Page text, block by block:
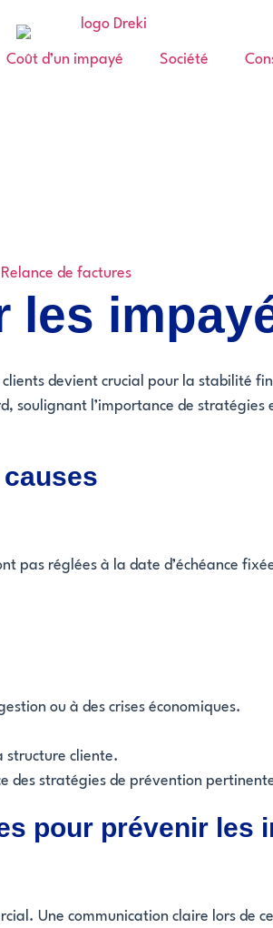
Coût d’un impayé Société
Relance de factures
les
devient crucial pour la stabilité
soulignant l’importance de
pas réglées à la date d’échéance
ou à des crises économiques.
structure cliente.
des stratégies de prévention
pour prévenir les
Une communication claire lors